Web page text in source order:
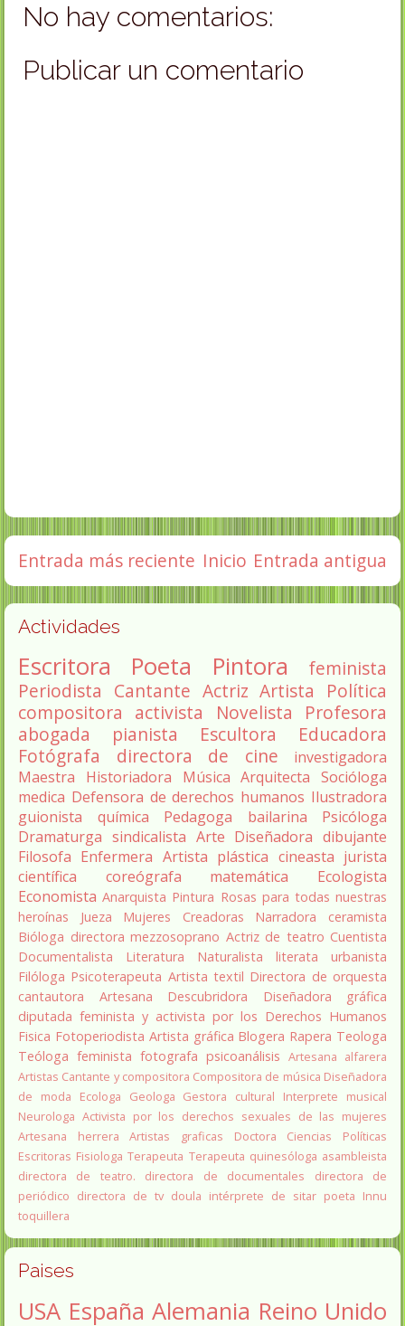
No hay comentarios:
Publicar un comentario
Entrada más reciente Entrada antigua
Inicio
Actividades
Escritora Poeta Pintora
feminista
Periodista Cantante Actriz Artista
Política
compositora activista Novelista
Profesora
abogada
pianista Escultora
Educadora
Fotógrafa
directora de cine
investigadora
Maestra
Historiadora Música Arquitecta Socióloga
medica Defensora de derechos humanos Ilustradora
guionista
química Pedagoga bailarina
Psicóloga
Dramaturga sindicalista Arte Diseñadora dibujante
Filosofa Enfermera Artista plástica cineasta jurista
científica
coreógrafa matemática
Ecologista
Economista Anarquista Pintura Rosas para todas nuestras
heroínas
Jueza Mujeres Creadoras Narradora
ceramista
Bióloga directora mezzosoprano Actriz de teatro Cuentista
Documentalista
Literatura Naturalista literata
urbanista
Filóloga Psicoterapeuta Artista textil Directora de orquesta
cantautora
Artesana Descubridora
Diseñadora gráfica
diputada feminista y activista por los Derechos Humanos
Fisica Fotoperiodista Artista gráfica Blogera Rapera Teologa
Teóloga feminista fotografa psicoanálisis Artesana alfarera
Artistas Cantante y compositora Compositora de música Diseñadora
de moda
Ecologa Geologa Gestora cultural
Interprete musical
Neurologa Activista por los derechos sexuales de las mujeres
Artesana herrera
Artistas graficas
Doctora Ciencias Políticas
Escritoras Fisiologa Terapeuta Terapeuta quinesóloga asambleista
directora de teatro.
directora de documentales
directora de
periódico directora de tv doula intérprete de sitar poeta Innu
toquillera
Paises
USA España Alemania Reino Unido